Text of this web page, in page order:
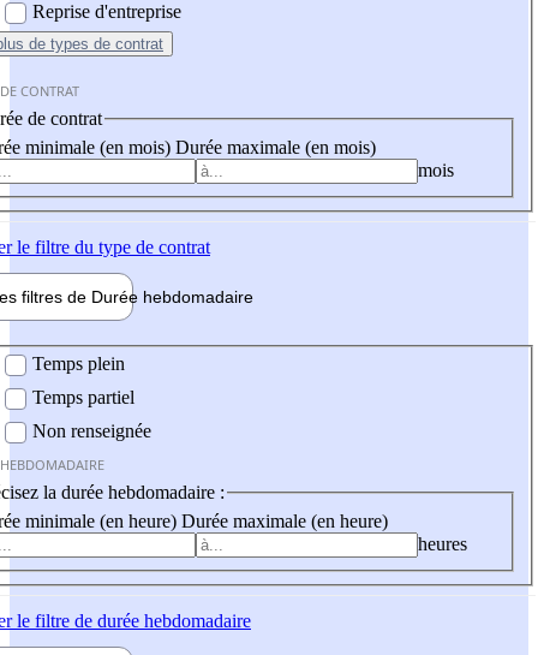
Reprise d'entreprise
de types de contrat
CONTRAT
de contrat
minimale (en mois) Durée maximale (en mois)
mois
le filtre du type de contrat
filtres de Durée hebdomadaire
Temps plein
Temps partiel
Non renseignée
la durée hebdomadaire :
minimale (en heure) Durée maximale (en heure)
heures
le filtre de durée hebdomadaire